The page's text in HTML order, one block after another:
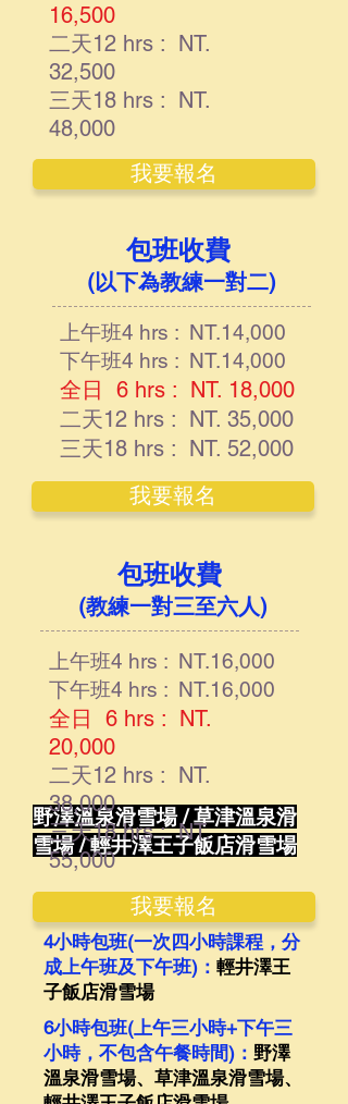
野澤溫泉滑雪場 / 草津溫泉滑
雪場 / 輕井澤王子飯店滑雪場
開課雪場：
4小時包班(一次四小時課程，分
成上午班及下午班)： 輕井澤王
子飯店滑雪場
6小時包班(上午三小時+下午三
小時，不包含午餐時間)： 野澤
溫泉滑雪場、草津溫泉滑雪場、
16,500
二天12 hrs : NT.
32,500
三天18 hrs : NT.
48,000
我要報名
包班收費
(以下為教練一對二)
上午班4 hrs : NT.14,000
下午班4 hrs : NT.14,000
全日 6 hrs : NT. 18,000
二天12 hrs : NT. 35,000
三天18 hrs : NT. 52,000
我要報名
包班收費
(教練一對三至六人)
上午班4 hrs : NT.16,000
下午班4 hrs : NT.16,000
全日 6 hrs : NT.
20,000
二天12 hrs : NT.
38,000
三天18 hrs : NT.
55,000
我要報名